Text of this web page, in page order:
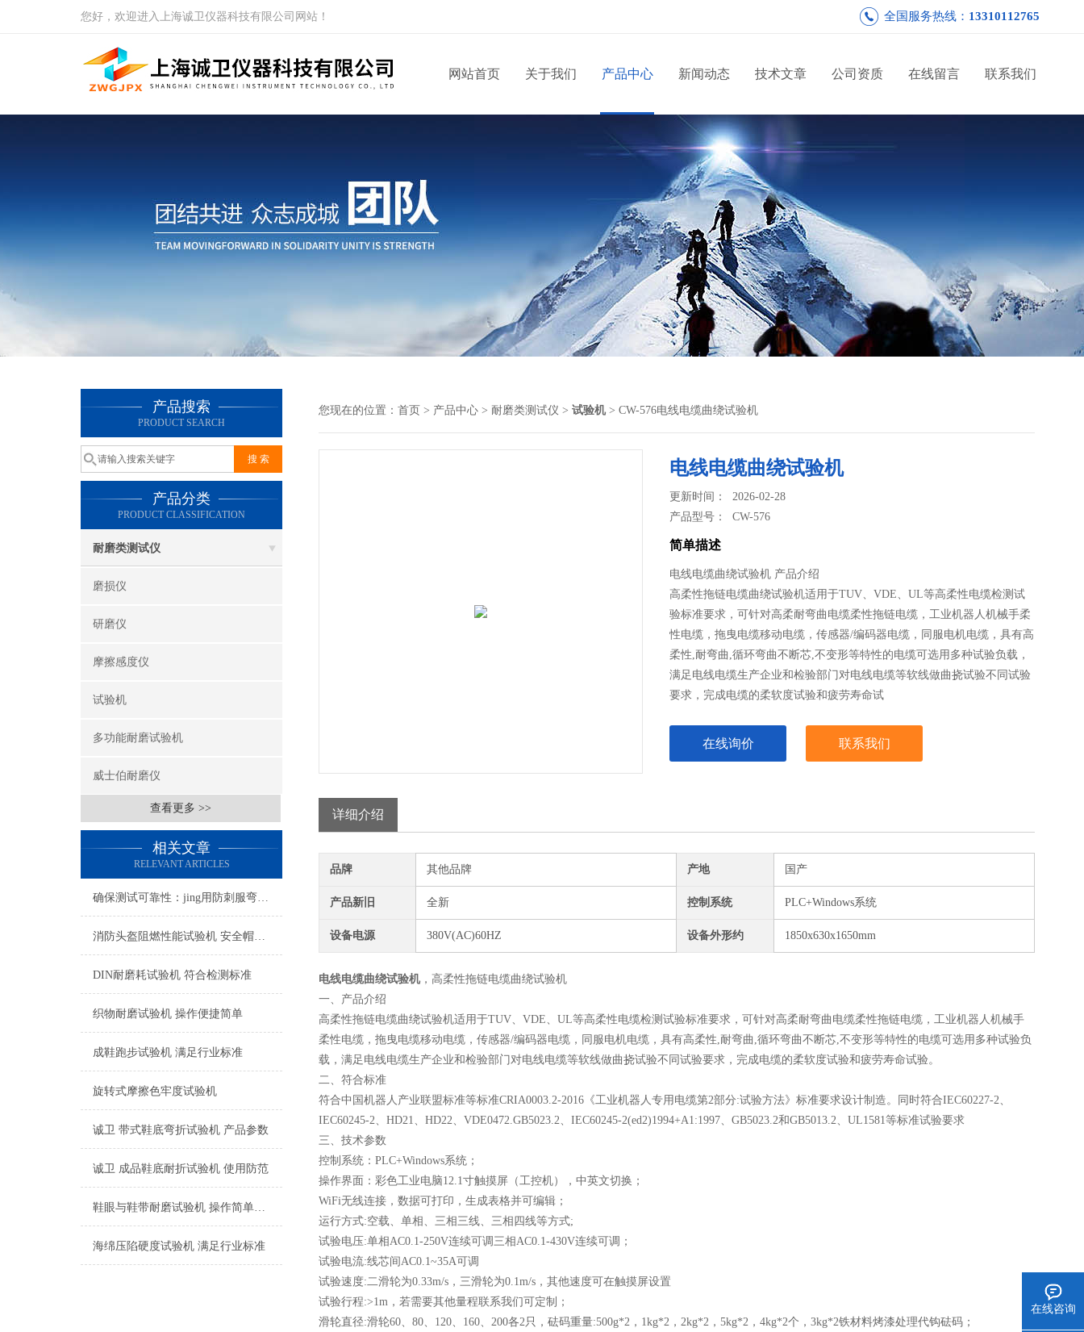
您好，欢迎进入上海诚卫仪器科技有限公司网站！ 全国服务热线： 13310112765
网站首页 关于我们 产品中心 新闻动态 技术文章 公司资质 在线留言 联系我们
产品搜索
PRODUCT SEARCH
产品分类
PRODUCT CLASSIFICATION
耐磨类测试仪
磨损仪
研磨仪
摩擦感度仪
试验机
多功能耐磨试验机
威士伯耐磨仪
查看更多 >>
相关文章
RELEVANT ARTICLES
确保测试可靠性：jing用防刺服弯曲度测试仪的校准与维护技术
消防头盔阻燃性能试验机 安全帽耐燃性能测试仪
DIN耐磨耗试验机 符合检测标准
织物耐磨试验机 操作便捷简单
成鞋跑步试验机 满足行业标准
旋转式摩擦色牢度试验机
诚卫 带式鞋底弯折试验机 产品参数
诚卫 成品鞋底耐折试验机 使用防范
鞋眼与鞋带耐磨试验机 操作简单易学
海绵压陷硬度试验机 满足行业标准
您现在的位置： 首页 > 产品中心 > 耐磨类测试仪 > 试验机> CW-576电线电缆曲绕试验机
电线电缆曲绕试验机
更新时间： 2026-02-28
产品型号：CW-576
简单描述
电线电缆曲绕试验机 产品介绍
高柔性拖链电缆曲绕试验机适用于TUV、VDE、UL等高柔性电缆检测试
验标准要求，可针对高柔耐弯曲电缆柔性拖链电缆，工业机器人机械手柔
性电缆，拖曳电缆移动电缆，传感器/编码器电缆，同服电机电缆，具有高
柔性,耐弯曲,循环弯曲不断芯,不变形等特性的电缆可选用多种试验负载，
满足电线电缆生产企业和检验部门对电线电缆等软线做曲挠试验不同试验
要求，完成电缆的柔软度试验和疲劳寿命试
在线询价 联系我们
详细介绍
品牌 其他品牌 产地 国产
产品新旧 全新 控制系统 PLC+Windows系统
设备电源 380V(AC)60HZ 设备外形约 1850x630x1650mm
电线电缆曲绕试验机， 高柔性拖链电缆曲绕试验机
一、产品介绍
高柔性拖链电缆曲绕试验机适用于TUV、VDE、UL等高柔性电缆检测试验标准要求，可针对高柔耐弯曲电缆柔性拖链电缆，工业机器人机械手
柔性电缆，拖曳电缆移动电缆，传感器/编码器电缆，同服电机电缆，具有高柔性,耐弯曲,循环弯曲不断芯,不变形等特性的电缆可选用多种试验负
载，满足电线电缆生产企业和检验部门对电线电缆等软线做曲挠试验不同试验要求，完成电缆的柔软度试验和疲劳寿命试验。
二、符合标准
符合中国机器人产业联盟标准等标准CRIA0003.2-2016《工业机器人专用电缆第2部分:试验方法》标准要求设计制造。同时符合IEC60227-2、
IEC60245-2、HD21、HD22、VDE0472.GB5023.2、IEC60245-2(ed2)1994+A1:1997、GB5023.2和GB5013.2、UL1581等标准试验要求
三、 技术参数
控制系统：PLC+Windows系统；
操作界面：彩色工业电脑12.1寸触摸屏（工控机），中英文切换；
WiFi无线连接，数据可打印，生成表格并可编辑；
运行方式:空载、单相、三相三线、三相四线等方式;
试验电压:单相AC0.1-250V连续可调三相AC0.1-430V连续可调 ；
试验电流:线芯间AC0.1~35A可调
试验速度:二滑轮为0.33m/s，三滑轮为0.1m/s ， 其他速度可在触摸屏设置
试验行程:>1m ， 若需要其他量程联系我们可定制；
滑轮直径:滑轮60、80、120、160、200各2只 ， 砝码重量:500g*2，1kg*2，2kg*2 ，5kg*2，4kg*2个，3kg*2铁材料烤漆处理代钩砝码；
在线咨询